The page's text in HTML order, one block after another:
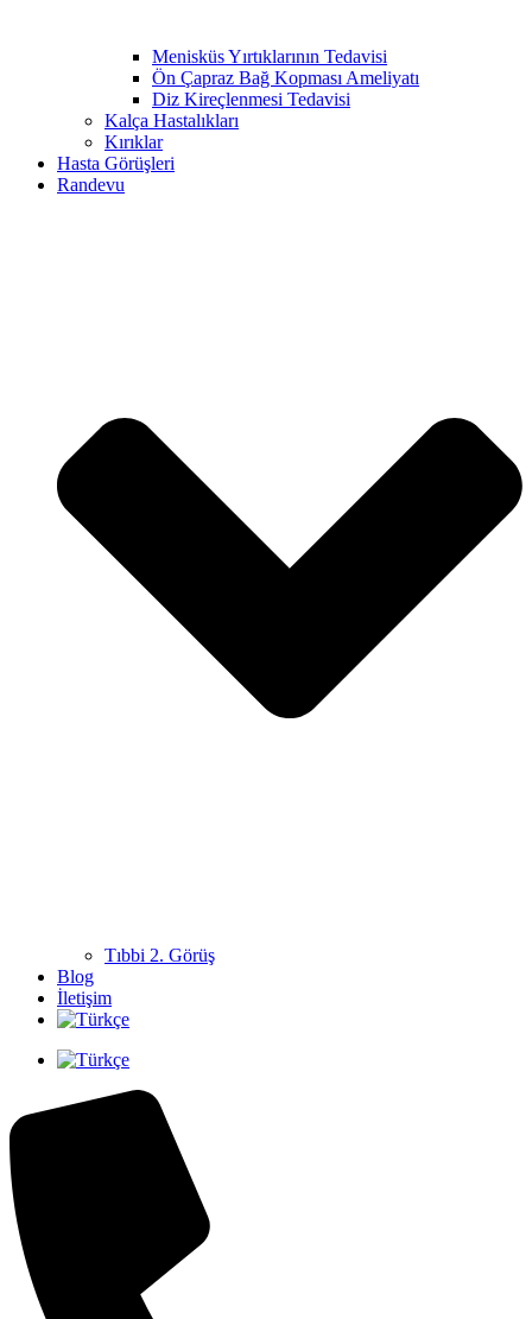
Menisküs Yırtıklarının Tedavisi
Ön Çapraz Bağ Kopması Ameliyatı
Diz Kireçlenmesi Tedavisi
Kalça Hastalıkları
Kırıklar
Hasta Görüşleri
Randevu
Tıbbi 2. Görüş
Blog
İletişim